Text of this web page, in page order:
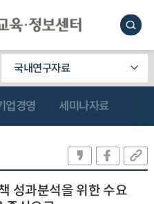
국내연구자료
업경영 세미나자료
성과분석을 위한 수요